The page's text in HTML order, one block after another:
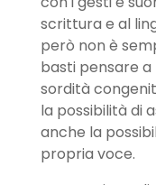
scrittura e al
però non è
basti pensare
sordità
la possibilità di
anche la
propria voce.